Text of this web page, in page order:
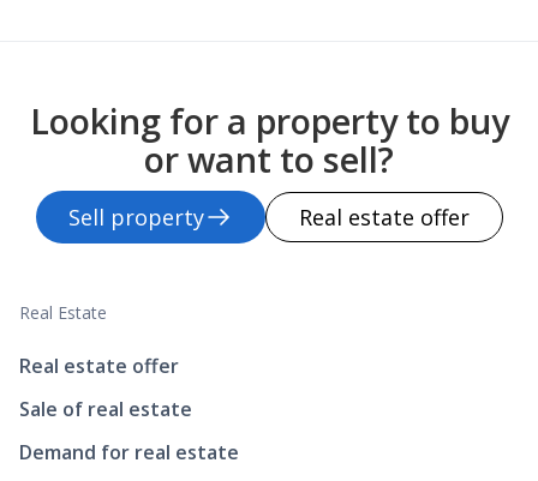
Looking for a property to buy
or want to sell?
Sell property Real estate offer
Real Estate
Real estate offer
Sale of real estate
Demand for real estate